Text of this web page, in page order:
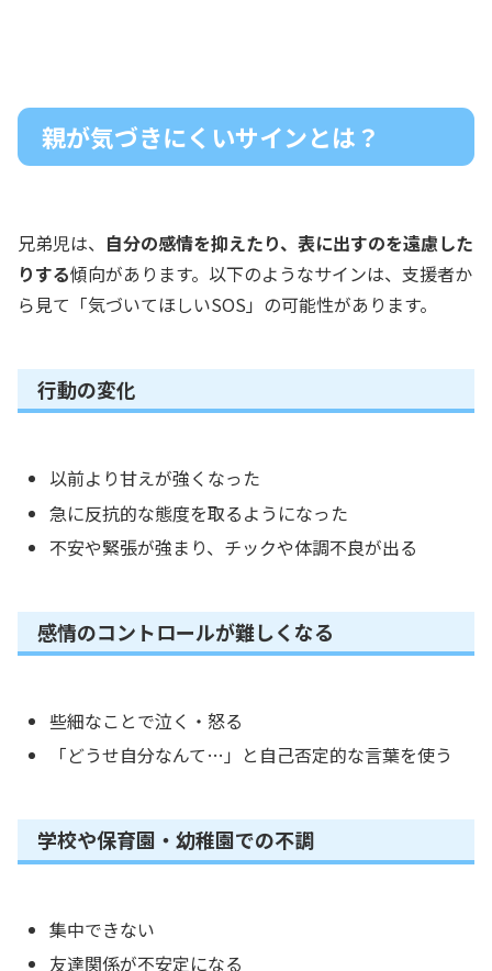
親が気づきにくいサインとは？
兄弟児は、 自分の感情を抑えたり、表に出すのを遠慮した
りする傾向があります。以下のようなサインは、支援者か
ら見て「気づいてほしいSOS」の可能性があります。
行動の変化
以前より甘えが強くなった
急に反抗的な態度を取るようになった
不安や緊張が強まり、チックや体調不良が出る
感情のコントロールが難しくなる
些細なことで泣く・怒る
「どうせ自分なんて…」と自己否定的な言葉を使う
学校や保育園・幼稚園での不調
集中できない
友達関係が不安定になる